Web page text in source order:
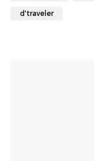
d'traveler